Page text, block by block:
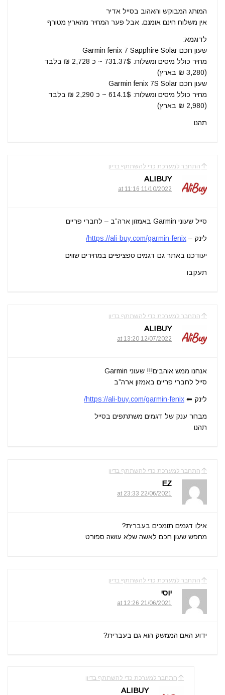
המותג המבוקש והאהוב בסייל אדיר
אין משלוח חינם אומנם. אבל פער המחיר מהארץ מטורף
לדוגמא:
שעון חכם Garmin fenix 7 Sapphire Solar
מחיר כולל מיסים ומשלוח: 731.37$ ~ כ 2,728 ₪ בלבד
(3,280 ₪ בארץ)
שעון חכם Garmin fenix 7S Solar
מחיר כולל מיסים ומשלוח: 614.1$ ~ כ 2,290 ₪ בלבד
(2,980 ₪ בארץ)
תהנו
התחבר למערכת כדי להשתתף בדיון
ALIBUY
11/10/2022 at 11:16
סייל שעוני Garmin באמזון ארה”ב – לחברי פריים
לינק – https://ali-buy.com/garmin-fenix/
יעודכנו באתר גם דגמים ספציפיים במחירים שווים
תעקבו
התחבר למערכת כדי להשתתף בדיון
ALIBUY
12/07/2022 at 13:20
אנחנו ממש אוהבים!!! שעוני Garmin
סייל לחברי פריים באמזון ארה”ב
לינק ⬅ https://ali-buy.com/garmin-fenix/
מבחר ענק של דגמים משתתפים בסייל
תהנו
התחבר למערכת כדי להשתתף בדיון
EZ
22/06/2021 at 23:33
אילו דגמים תומכים בעברית?
מחפש שעון חכם לאשה שלא עושה ספורט
התחבר למערכת כדי להשתתף בדיון
יוסי
21/06/2021 at 12:26
ידוע האם הממשק הוא גם בעברית?
התחבר למערכת כדי להשתתף בדיון
ALIBUY